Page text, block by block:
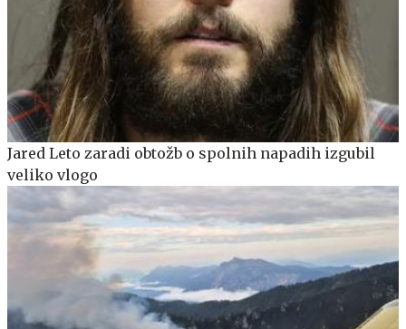
Jared Leto zaradi obtožb o spolnih napadih izgubil
veliko vlogo